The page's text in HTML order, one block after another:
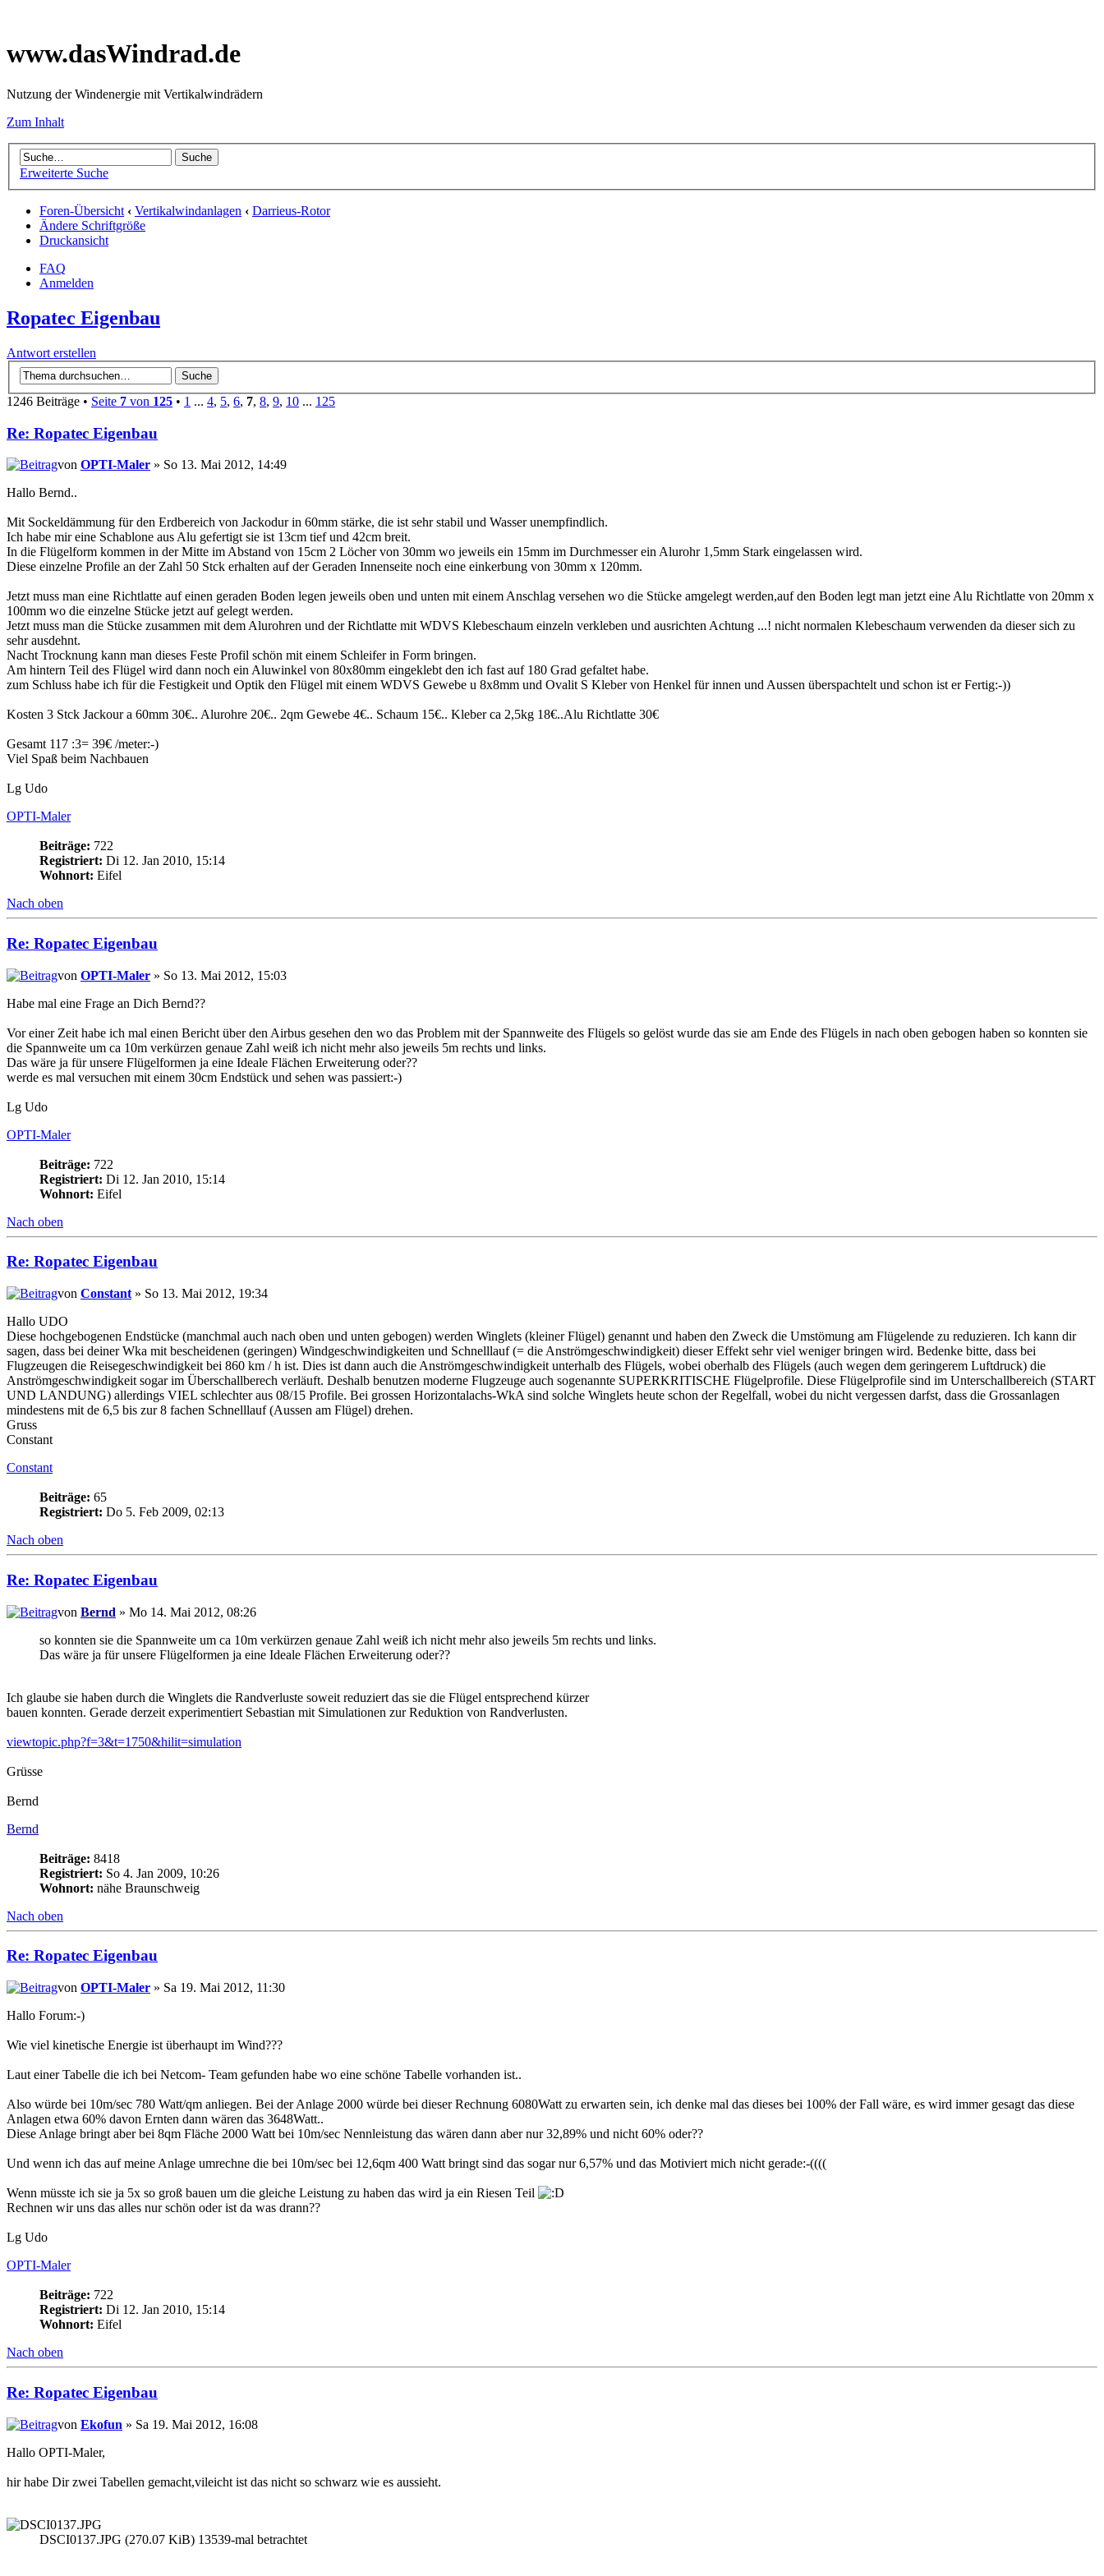
www.dasWindrad.de
Nutzung der Windenergie mit Vertikalwindrädern
Zum Inhalt
Erweiterte Suche
Foren-Übersicht ‹ Vertikalwindanlagen ‹ Darrieus-Rotor
Ändere Schriftgröße
Druckansicht
FAQ
Anmelden
Ropatec Eigenbau
Antwort erstellen
1246 Beiträge • Seite 7 von 125 • 1 ... 4, 5, 6, 7, 8, 9, 10 ... 125
Re: Ropatec Eigenbau
von OPTI-Maler » So 13. Mai 2012, 14:49
Hallo Bernd..
Mit Sockeldämmung für den Erdbereich von Jackodur in 60mm stärke, die ist sehr stabil und Wasser unempfindlich.
Ich habe mir eine Schablone aus Alu gefertigt sie ist 13cm tief und 42cm breit.
In die Flügelform kommen in der Mitte im Abstand von 15cm 2 Löcher von 30mm wo jeweils ein 15mm im Durchmesser ein Alurohr 1,5mm Stark eingelassen wird.
Diese einzelne Profile an der Zahl 50 Stck erhalten auf der Geraden Innenseite noch eine einkerbung von 30mm x 120mm.
Jetzt muss man eine Richtlatte auf einen geraden Boden legen jeweils oben und unten mit einem Anschlag versehen wo die Stücke amgelegt werden,auf den Boden legt man jetzt eine Alu Richtlatte von 20mm x
100mm wo die einzelne Stücke jetzt auf gelegt werden.
Jetzt muss man die Stücke zusammen mit dem Alurohren und der Richtlatte mit WDVS Klebeschaum einzeln verkleben und ausrichten Achtung ...! nicht normalen Klebeschaum verwenden da dieser sich zu
sehr ausdehnt.
Nacht Trocknung kann man dieses Feste Profil schön mit einem Schleifer in Form bringen.
Am hintern Teil des Flügel wird dann noch ein Aluwinkel von 80x80mm eingeklebt den ich fast auf 180 Grad gefaltet habe.
zum Schluss habe ich für die Festigkeit und Optik den Flügel mit einem WDVS Gewebe u 8x8mm und Ovalit S Kleber von Henkel für innen und Aussen überspachtelt und schon ist er Fertig:-))
Kosten 3 Stck Jackour a 60mm 30€.. Alurohre 20€.. 2qm Gewebe 4€.. Schaum 15€.. Kleber ca 2,5kg 18€..Alu Richtlatte 30€
Gesamt 117 :3= 39€ /meter:-)
Viel Spaß beim Nachbauen
Lg Udo
OPTI-Maler
Beiträge: 722
Registriert: Di 12. Jan 2010, 15:14
Wohnort: Eifel
Nach oben
Re: Ropatec Eigenbau
von OPTI-Maler » So 13. Mai 2012, 15:03
Habe mal eine Frage an Dich Bernd??
Vor einer Zeit habe ich mal einen Bericht über den Airbus gesehen den wo das Problem mit der Spannweite des Flügels so gelöst wurde das sie am Ende des Flügels in nach oben gebogen haben so konnten sie
die Spannweite um ca 10m verkürzen genaue Zahl weiß ich nicht mehr also jeweils 5m rechts und links.
Das wäre ja für unsere Flügelformen ja eine Ideale Flächen Erweiterung oder??
werde es mal versuchen mit einem 30cm Endstück und sehen was passiert:-)
Lg Udo
OPTI-Maler
Beiträge: 722
Registriert: Di 12. Jan 2010, 15:14
Wohnort: Eifel
Nach oben
Re: Ropatec Eigenbau
von Constant » So 13. Mai 2012, 19:34
Hallo UDO
Diese hochgebogenen Endstücke (manchmal auch nach oben und unten gebogen) werden Winglets (kleiner Flügel) genannt und haben den Zweck die Umstömung am Flügelende zu reduzieren. Ich kann dir
sagen, dass bei deiner Wka mit bescheidenen (geringen) Windgeschwindigkeiten und Schnelllauf (= die Anströmgeschwindigkeit) dieser Effekt sehr viel weniger bringen wird. Bedenke bitte, dass bei
Flugzeugen die Reisegeschwindigkeit bei 860 km / h ist. Dies ist dann auch die Anströmgeschwindigkeit unterhalb des Flügels, wobei oberhalb des Flügels (auch wegen dem geringerem Luftdruck) die
Anströmgeschwindigkeit sogar im Überschallberech verläuft. Deshalb benutzen moderne Flugzeuge auch sogenannte SUPERKRITISCHE Flügelprofile. Diese Flügelprofile sind im Unterschallbereich (START
UND LANDUNG) allerdings VIEL schlechter aus 08/15 Profile. Bei grossen Horizontalachs-WkA sind solche Winglets heute schon der Regelfall, wobei du nicht vergessen darfst, dass die Grossanlagen
mindestens mit de 6,5 bis zur 8 fachen Schnelllauf (Aussen am Flügel) drehen.
Gruss
Constant
Constant
Beiträge: 65
Registriert: Do 5. Feb 2009, 02:13
Nach oben
Re: Ropatec Eigenbau
von Bernd » Mo 14. Mai 2012, 08:26
so konnten sie die Spannweite um ca 10m verkürzen genaue Zahl weiß ich nicht mehr also jeweils 5m rechts und links.
Das wäre ja für unsere Flügelformen ja eine Ideale Flächen Erweiterung oder??
Ich glaube sie haben durch die Winglets die Randverluste soweit reduziert das sie die Flügel entsprechend kürzer
bauen konnten. Gerade derzeit experimentiert Sebastian mit Simulationen zur Reduktion von Randverlusten.
viewtopic.php?f=3&t=1750&hilit=simulation
Grüsse
Bernd
Bernd
Beiträge: 8418
Registriert: So 4. Jan 2009, 10:26
Wohnort: nähe Braunschweig
Nach oben
Re: Ropatec Eigenbau
von OPTI-Maler » Sa 19. Mai 2012, 11:30
Hallo Forum:-)
Wie viel kinetische Energie ist überhaupt im Wind???
Laut einer Tabelle die ich bei Netcom- Team gefunden habe wo eine schöne Tabelle vorhanden ist..
Also würde bei 10m/sec 780 Watt/qm anliegen. Bei der Anlage 2000 würde bei dieser Rechnung 6080Watt zu erwarten sein, ich denke mal das dieses bei 100% der Fall wäre, es wird immer gesagt das diese
Anlagen etwa 60% davon Ernten dann wären das 3648Watt..
Diese Anlage bringt aber bei 8qm Fläche 2000 Watt bei 10m/sec Nennleistung das wären dann aber nur 32,89% und nicht 60% oder??
Und wenn ich das auf meine Anlage umrechne die bei 10m/sec bei 12,6qm 400 Watt bringt sind das sogar nur 6,57% und das Motiviert mich nicht gerade:-((((
Wenn müsste ich sie ja 5x so groß bauen um die gleiche Leistung zu haben das wird ja ein Riesen Teil
Rechnen wir uns das alles nur schön oder ist da was drann??
Lg Udo
OPTI-Maler
Beiträge: 722
Registriert: Di 12. Jan 2010, 15:14
Wohnort: Eifel
Nach oben
Re: Ropatec Eigenbau
von Ekofun » Sa 19. Mai 2012, 16:08
Hallo OPTI-Maler,
hir habe Dir zwei Tabellen gemacht,vileicht ist das nicht so schwarz wie es aussieht.
DSCI0137.JPG (270.07 KiB) 13539-mal betrachtet